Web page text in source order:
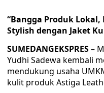
“Bangga Produk
Stylish dengan Jaket
SUMEDANGEKSPRES–
Yudhi Sadewa kembali
mendukung usaha
kulit produk Astiga